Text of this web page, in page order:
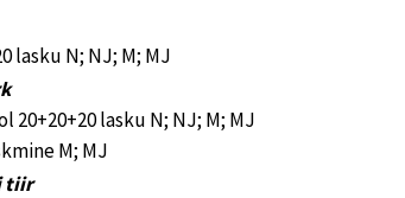
lasku N; NJ; M; MJ
20+20+20 lasku N; NJ; M; MJ
M; MJ
tiir